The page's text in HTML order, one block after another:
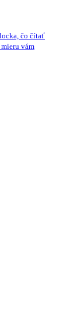
čo čítať
vám